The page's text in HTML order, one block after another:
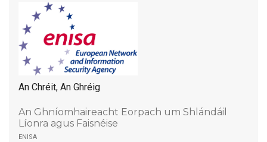
An Chréit, An Ghréig
An Ghníomhaireacht Eorpach um Shlándáil
Líonra agus Faisnéise
enisa